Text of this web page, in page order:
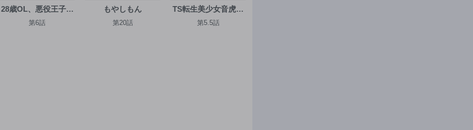
28歳OL、悪役王子を
始めました～不自由
第6話
もやしもん
第20話
TS転生美少女音虎玲
子は寝取られたい
第5.5話